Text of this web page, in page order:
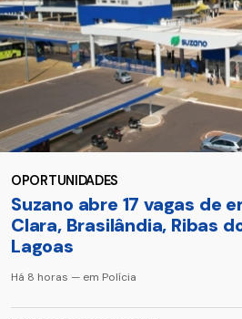
OPORTUNIDADES
Suzano abre 17 vagas de
Clara, Brasilândia, Ribas
Lagoas
Há 8 horas — em Polícia